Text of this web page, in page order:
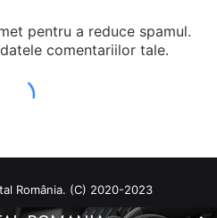
România. (C) 2020-2023